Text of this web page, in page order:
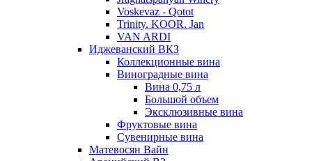
Voskevaz - Qotot
Trinity. KOOR. Jan
VAN ARDI
Иджеванский ВКЗ
Коллекционные вина
Виноградные вина
Вина 0,75 л
Большой объем
Эксклюзивные вина
Фруктовые вина
Cувенирные вина
Матевосян Вайн